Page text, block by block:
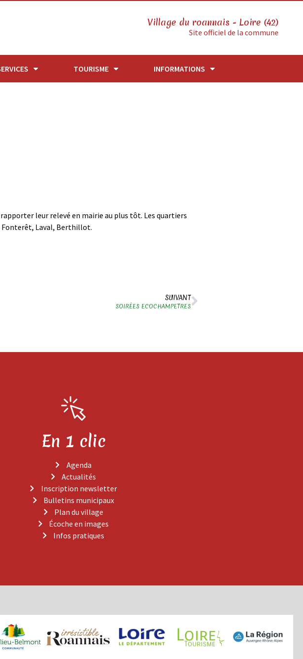
Village du roannais - Loire (42)
Site officiel de la commune
TOURISME INFORMATIONS
leur relevé en mairie au plus tôt. Les quartiers
Fonterêt, Laval, Berthillot.
SUIVANT
SOIRÉES ECOCHAMPETRES
En 1 clic
Agenda
Actualités
Inscription newsletter
Bulletins municipaux
Plan du village
Écoche en images
Infos pratiques